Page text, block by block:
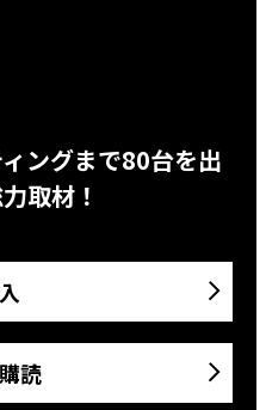
ングまで80台を出
取材！
読